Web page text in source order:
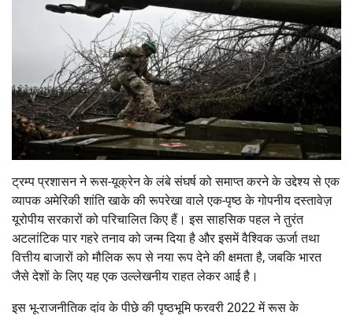
ट्रम्प प्रशासन ने रूस-यूक्रेन के लंबे संघर्ष को समाप्त करने के उद्देश्य से एक
व्यापक अमेरिकी शांति खाके की रूपरेखा वाले एक-पृष्ठ के गोपनीय दस्तावेज़
यूरोपीय सरकारों को परिचालित किए हैं। इस साहसिक पहल ने तुरंत
अटलांटिक पार गहरे तनाव को जन्म दिया है और इसमें वैश्विक ऊर्जा तथा
वित्तीय बाजारों को मौलिक रूप से नया रूप देने की क्षमता है, जबकि भारत
जैसे देशों के लिए यह एक उल्लेखनीय राहत लेकर आई है।
इस भू-राजनीतिक दांव के पीछे की पृष्ठभूमि फरवरी 2022 में रूस के